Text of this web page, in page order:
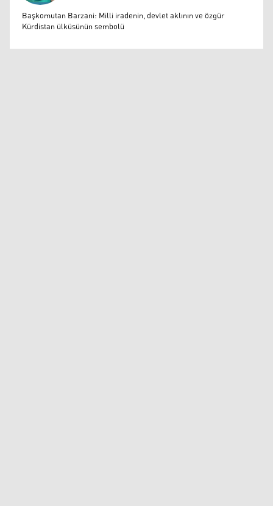
Muazzez Baktaş
Başkomutan Barzani: Milli iradenin, devlet aklının ve özgür
Kürdistan ülküsünün sembolü